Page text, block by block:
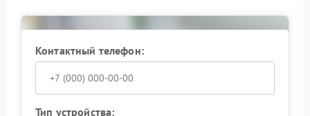
Контактный телефон:
Тип устройства: